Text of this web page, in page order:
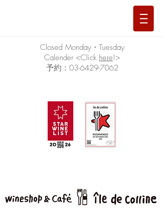
Closed Monday・Tuesday
Calender <Click here!>
予約：03-6429-7062